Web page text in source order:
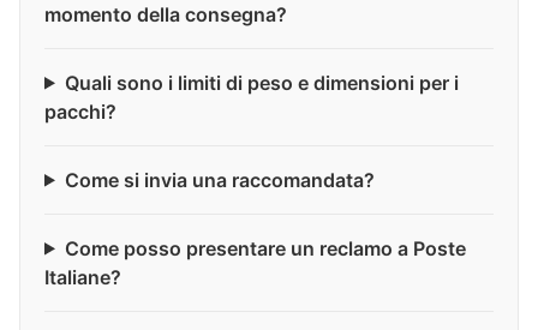
momento della consegna?
Quali sono i limiti di peso e dimensioni per i
pacchi?
Come si invia una raccomandata?
Come posso presentare un reclamo a Poste
Italiane?